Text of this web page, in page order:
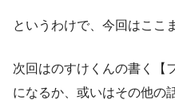
というわけで、今回はここ
次回はのすけくんの書く【
になるか、或いはその他の